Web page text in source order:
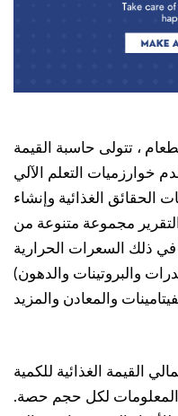
، تتولى حاسبة القيمة
خوارزميات التعلم الآلي
الحقائق الغذائية وإنشاء
مجموعة متنوعة من
في ذلك السعرات الحرارية
والبروتينات والدهون)
القيمة الغذائية للكمية
لكل حجم حصة.